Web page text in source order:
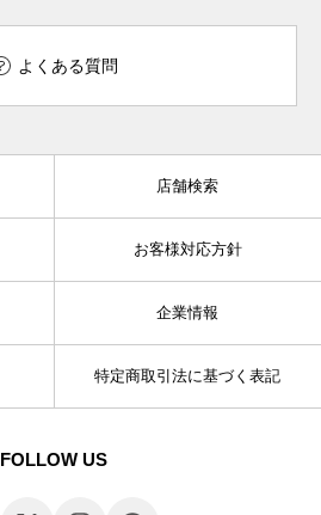
よくある質問
店舗検索
お客様対応方針
企業情報
特定商取引法に基づく表記
FOLLOW US